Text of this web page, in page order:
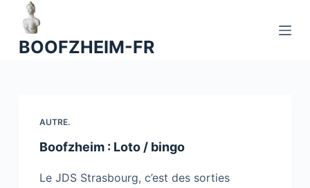
BOOFZHEIM-FR
AUTRE.
Boofzheim : Loto / bingo
Le JDS Strasbourg, c’est des sorties